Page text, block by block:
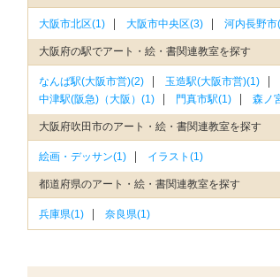
大阪市北区(1) 大阪市中央区(3) 河内長野市
大阪府の駅でアート・絵・書関連教室を探す
なんば駅(大阪市営)(2) 玉造駅(大阪市営)(1)
中津駅(阪急)（大阪）(1)
門真市駅(1) 森ノ
大阪府吹田市のアート・絵・書関連教室を探す
絵画・デッサン(1) イラスト(1)
都道府県のアート・絵・書関連教室を探す
兵庫県(1) 奈良県(1)